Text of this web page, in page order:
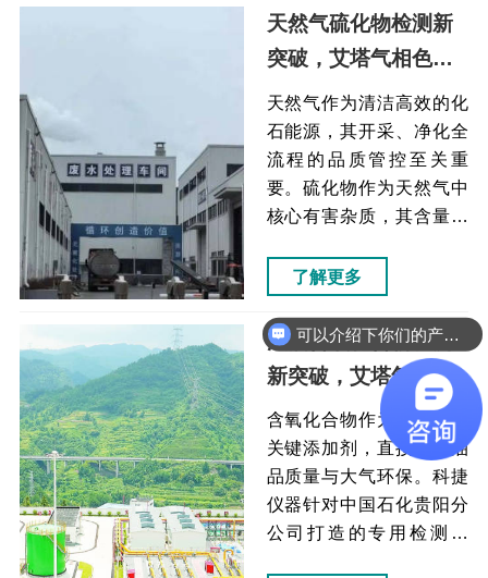
谱解决方案，通过自研降
噪电路、高精度采集检测
器、专利低死体积流路结
构，有效降低基线噪音、
提升数据精准度与组分分
离效果。设备投用后可稳
定检出痕量违禁兽药，检
测数据合规可溯源，支撑
溯源工作，助力当地畜牧
养殖标准化升级，后续双
方将持续技术合作，筑牢
区域畜产品质量安全防
线。
天然气硫化物检测新
突破，艾塔气相色谱
仪赋能油气生产提质
增效
天然气作为清洁高效的化
石能源，其开采、净化全
流程的品质管控至关重
要。硫化物作为天然气中
核心有害杂质，其含量检
全、把控品质的关键环
节。艾塔仪器为德阳采气
厂打造的气相色谱仪专用
检测方案，不仅解决了油
气生产现场硫化物精准检
测的核心痛点，更以成熟
稳定的国产仪器技术，为
西南地区油气勘探开发事
业提供了坚实的分析技术
支撑。
了解更多
汽油含氧化合物检测
新突破，艾塔气相色
谱仪赋能油品品质升
级
含氧化合物作为无铅汽油
关键添加剂，直接影响油
品质量与大气环保。科捷
仪器针对中国石化贵阳分
公司打造的专用检测方
可以介绍下你们的产品么